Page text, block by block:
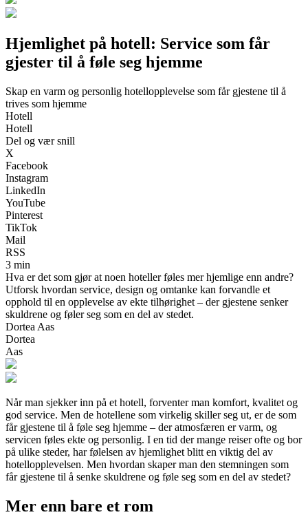
Hjemlighet på hotell: Service som får
gjester til å føle seg hjemme
Skap en varm og personlig hotellopplevelse som får gjestene til å
trives som hjemme
Hotell
Hotell
Del og vær snill
X
Facebook
Instagram
LinkedIn
YouTube
Pinterest
TikTok
Mail
RSS
3 min
Hva er det som gjør at noen hoteller føles mer hjemlige enn andre?
Utforsk hvordan service, design og omtanke kan forvandle et
opphold til en opplevelse av ekte tilhørighet – der gjestene senker
skuldrene og føler seg som en del av stedet.
Dortea Aas
Dortea
Aas
Når man sjekker inn på et hotell, forventer man komfort, kvalitet og
god service. Men de hotellene som virkelig skiller seg ut, er de som
får gjestene til å føle seg hjemme – der atmosfæren er varm, og
servicen føles ekte og personlig. I en tid der mange reiser ofte og bor
på ulike steder, har følelsen av hjemlighet blitt en viktig del av
hotellopplevelsen. Men hvordan skaper man den stemningen som
får gjestene til å senke skuldrene og føle seg som en del av stedet?
Mer enn bare et rom